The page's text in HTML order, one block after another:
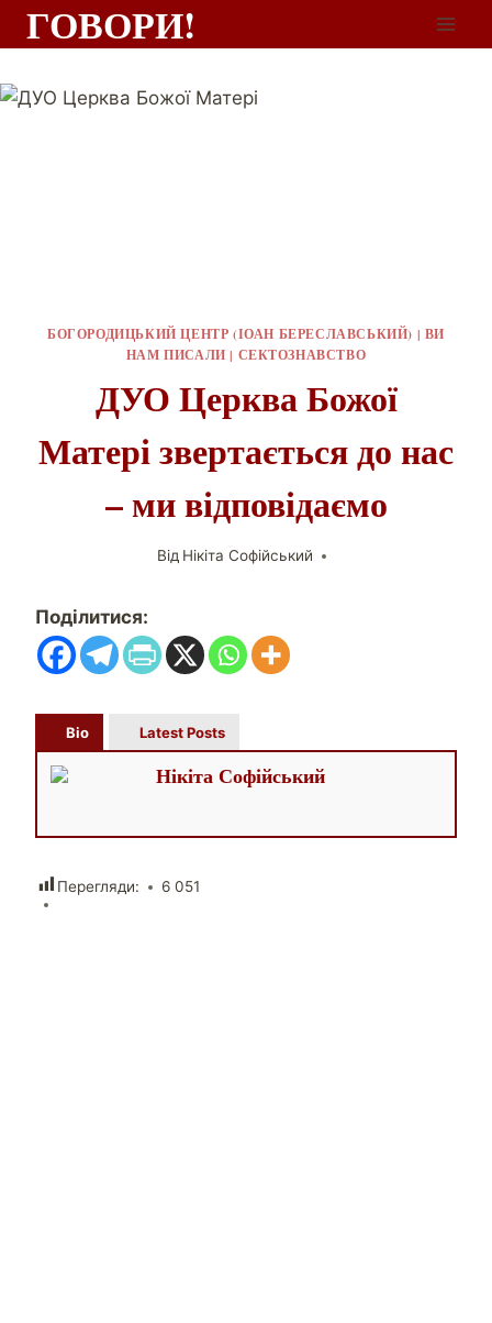
ГОВОРИ!
БОГОРОДИЦЬКИЙ ЦЕНТР (ІОАН БЕРЕСЛАВСЬКИЙ) | ВИ
НАМ ПИСАЛИ | СЕКТОЗНАВСТВО
ДУО Церква Божої
Матері звертається до нас
– ми відповідаємо
Від Нікіта Софійський
Поділитися:
Bio Latest Posts
Нікіта Софійський
Перегляди: 6 051